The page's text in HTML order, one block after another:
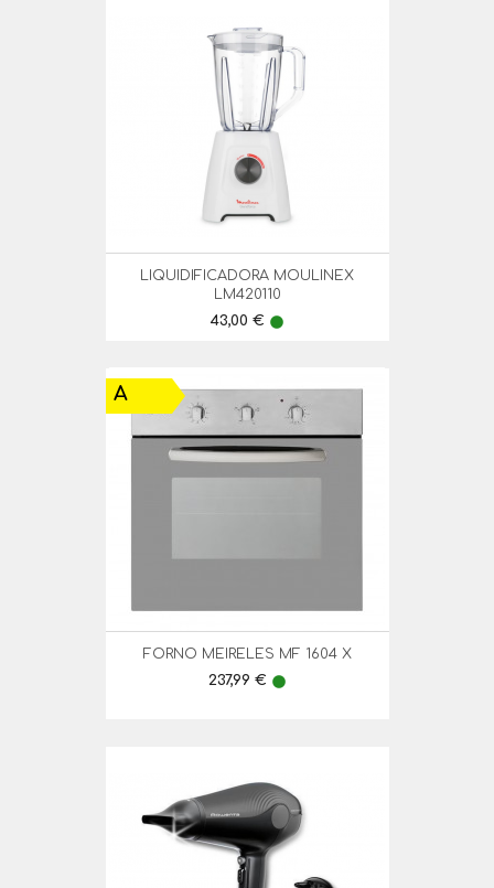
LIQUIDIFICADORA MOULINEX
LM420110
Preço
43,00 € lens
FORNO MEIRELES MF 1604 X
Preço
237,99 € lens
A